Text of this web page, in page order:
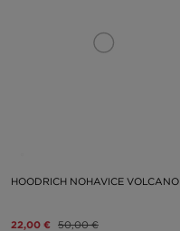
HOODRICH NOHAVICE VOLCANO
22,00 € 50,00 €